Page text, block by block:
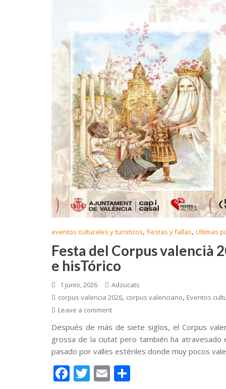
eventos culturales y turisticos, fiestas y fallas, Ultimas
Festa del Corpus valencià
e hisTórico
1 junio, 2026
Adzucats
corpus valencia 2026, corpus valenciano, Eventos
Leave a comment
Después de más de siete siglos, el Corpus
grossa de la ciutat pero también ha atravesado
pasado por valles estériles donde muy pocos
F T E